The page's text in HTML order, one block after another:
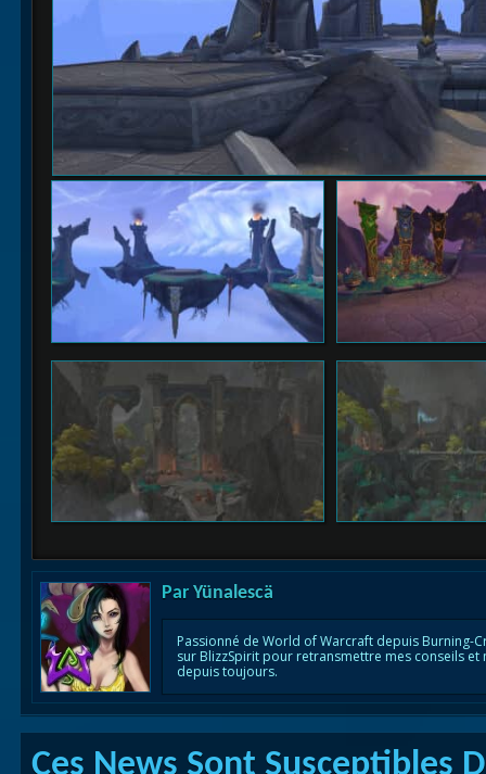
Par Yünalescä
Passionné de World of Warcraft depuis Burning-
sur BlizzSpirit pour retransmettre mes conseils
depuis toujours.
Ces News Sont Susceptibles